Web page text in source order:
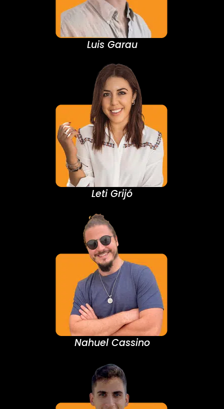
Luis Garau
Leti Grijó
Nahuel Cassino